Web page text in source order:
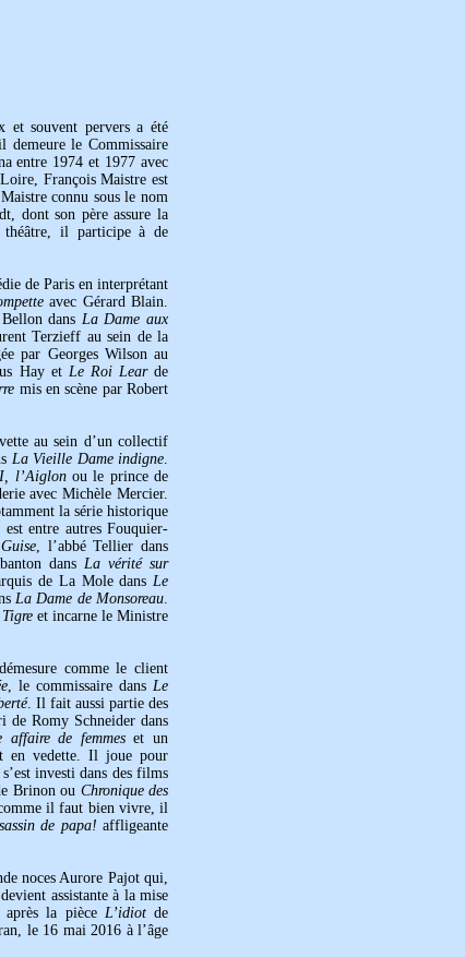
et souvent pervers a été
demeure le Commissaire
entre 1974 et 1977 avec
François Maistre est
connu sous le nom
dont son père assure la
il participe à de
de Paris en interprétant
avec Gérard Blain.
dans La Dame aux
Terzieff au sein de la
par Georges Wilson au
Hay et Le Roi Learde
mis en scène par Robert
au sein d’un collectif
La Vieille Dame indigne.
l’Aiglonou le prince de
avec Michèle Mercier.
la série historique
entre autres Fouquier-
, l’abbé Tellier dans
dansLa vérité sur
de La Mole dansLe
La Dame de Monsoreau.
et incarne le Ministre
comme le client
, le commissaire dansLe
. Il fait aussi partie des
de Romy Schneider dans
affaire de femmeset un
en vedette. Il joue pour
investi dans des films
Brinon ou Chronique des
il faut bien vivre, il
de papa! affligeante
noces Aurore Pajot qui,
assistante à la mise
la pièce L’idiotde
le 16 mai 2016 à l’âge